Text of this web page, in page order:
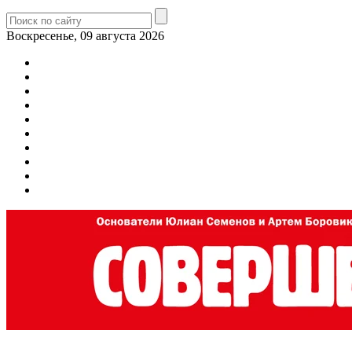
Воскресенье, 09 августа 2026